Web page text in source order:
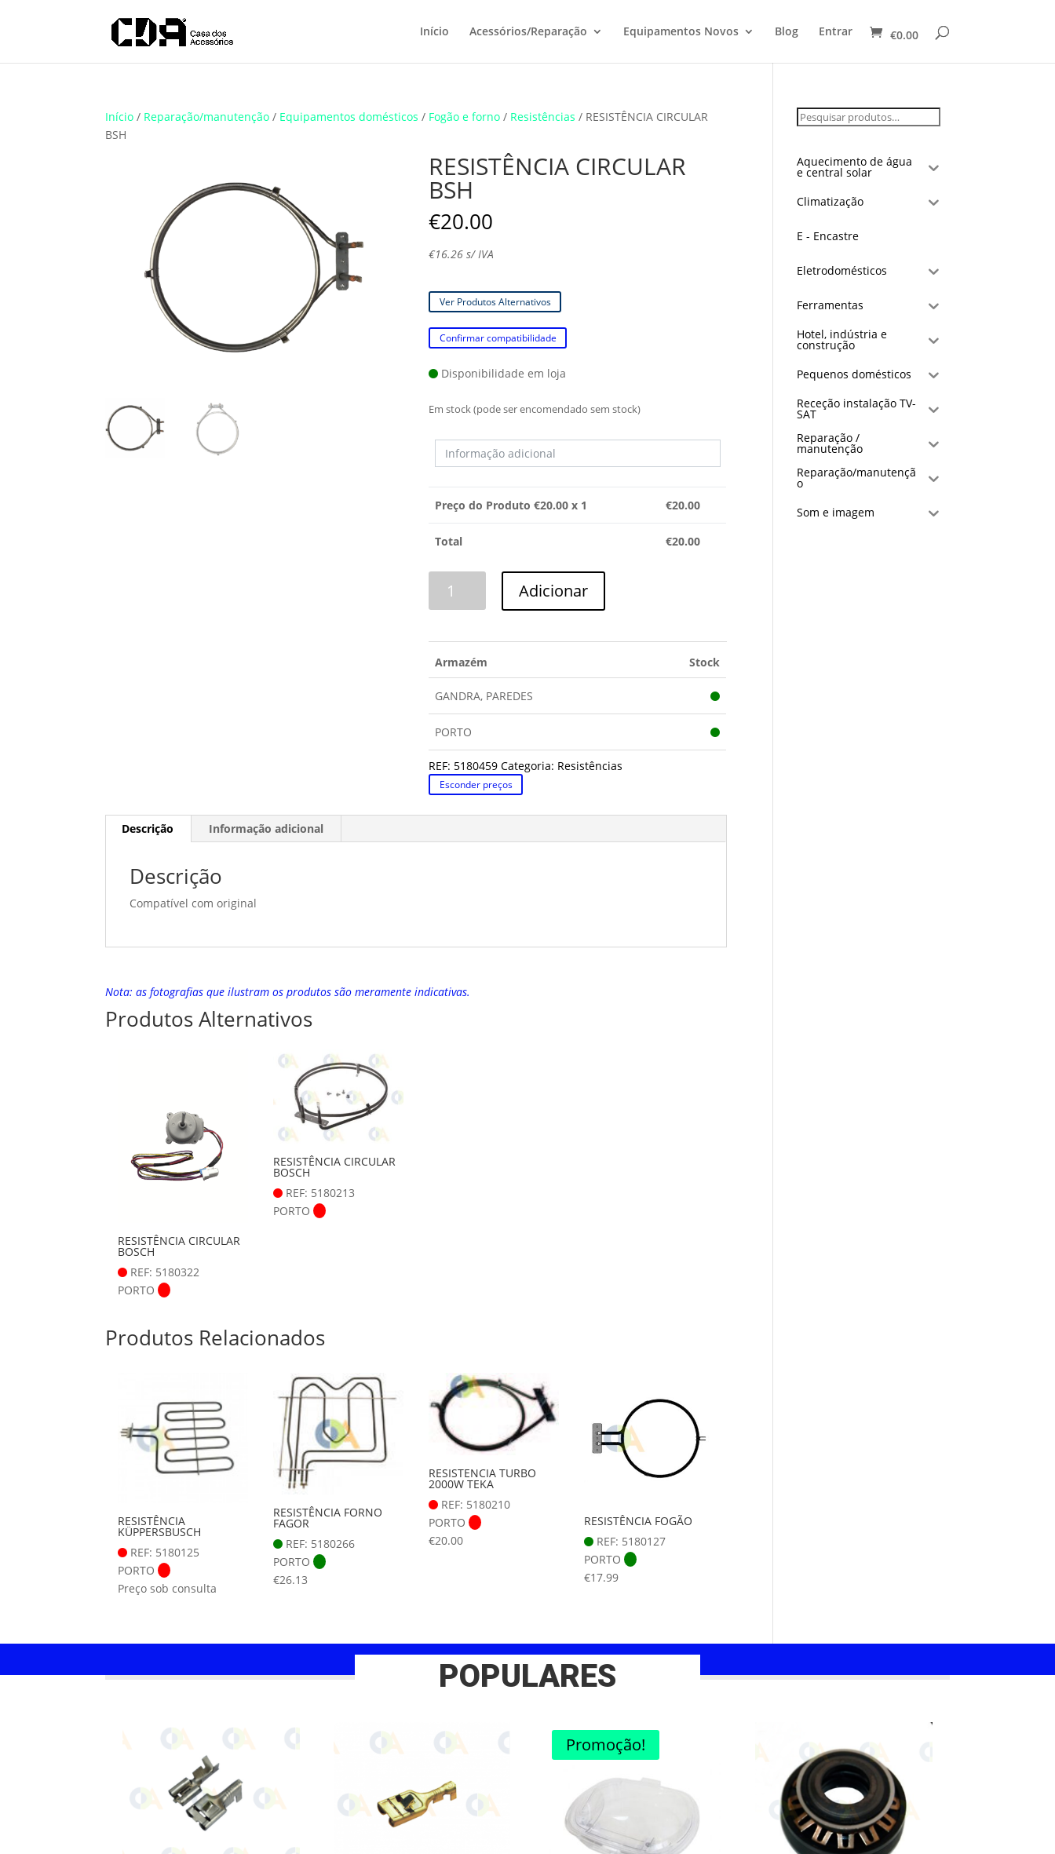
Translate
Início Acessórios/Reparação Equipamentos Novos Blog Entrar €0.00
Início / Reparação/manutenção / Equipamentos domésticos / Fogão e forno / Resistências / RESISTÊNCIA CIRCULAR
BSH
RESISTÊNCIA CIRCULAR
BSH
€20.00
€16.26 s/ IVA
Ver Produtos Alternativos
Confirmar compatibilidade
Disponibilidade em loja
Em stock (pode ser encomendado sem stock)
Preço do Produto €20.00 x 1 €20.00
Total €20.00
Adicionar
Armazém Stock
GANDRA, PAREDES
PORTO
REF: 5180459 Categoria: Resistências
Esconder preços
Descrição Informação adicional
Descrição
Compatível com original
Nota: as fotografias que ilustram os produtos são meramente indicativas.
Produtos Alternativos
RESISTÊNCIA CIRCULAR
BOSCH
REF: 5180322
PORTO
RESISTÊNCIA CIRCULAR
BOSCH
REF: 5180213
PORTO
Produtos Relacionados
RESISTÊNCIA
KÜPPERSBUSCH
REF: 5180125
PORTO
Preço sob consulta
RESISTÊNCIA FORNO
FAGOR
REF: 5180266
PORTO
€26.13
RESISTENCIA TURBO
2000W TEKA
REF: 5180210
PORTO
€20.00
RESISTÊNCIA FOGÃO
REF: 5180127
PORTO
€17.99
Aquecimento de água
e central solar
Climatização
E - Encastre
Eletrodomésticos
Ferramentas
Hotel, indústria e
construção
Pequenos domésticos
Receção instalação TV-
SAT
Reparação /
manutenção
Reparação/manutençã
o
Som e imagem
POPULARES
Promoção!